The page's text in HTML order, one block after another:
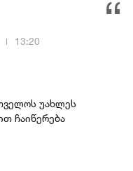
უახლეს
ჩაიწერება
13:20